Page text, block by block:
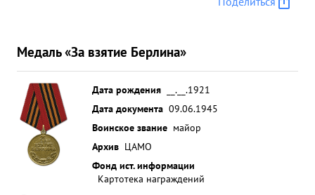
благодаря чему группа не понесла потерь и
умело использует мощный лобовой огонь
самолета ИЛ-2 для отражения атак истребителей
противника. ...»
Медаль «За взятие Берлина»
Дата рождения
__.__.1921
Дата документа 09.06.1945
Воинское звание майор
Архив ЦАМО
Фонд ист. информации
Картотека награждений